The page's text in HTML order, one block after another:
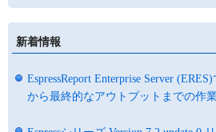
新着情報
EspressReport Enterprise Server
から最終的なアウトプットまでの作